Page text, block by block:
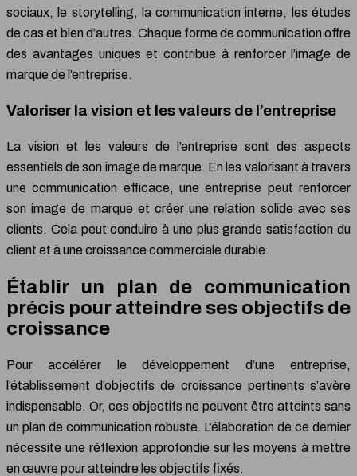
sociaux, le storytelling, la communication interne, les études
de cas et bien d’autres. Chaque forme de communication offre
des avantages uniques et contribue à renforcer l’image de
marque de l’entreprise.
Valoriser la vision et les valeurs de l’entreprise
La vision et les valeurs de l’entreprise sont des aspects
essentiels de son image de marque. En les valorisant à travers
une communication efficace, une entreprise peut renforcer
son image de marque et créer une relation solide avec ses
clients. Cela peut conduire à une plus grande satisfaction du
client et à une croissance commerciale durable.
Établir un plan de communication
précis pour atteindre ses objectifs de
croissance
Pour accélérer le développement d’une entreprise,
l’établissement d’objectifs de croissance pertinents s’avère
indispensable. Or, ces objectifs ne peuvent être atteints sans
un plan de communication robuste. L’élaboration de ce dernier
nécessite une réflexion approfondie sur les moyens à mettre
en œuvre pour atteindre les objectifs fixés.